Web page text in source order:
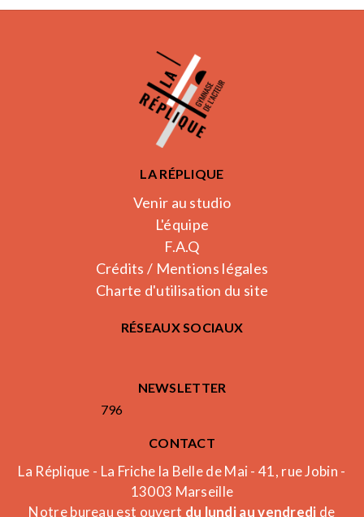
LA RÉPLIQUE
Venir au studio
L'équipe
F.A.Q
Crédits / Mentions légales
Charte d'utilisation du site
RÉSEAUX SOCIAUX
NEWSLETTER
796
CONTACT
La Réplique - La Friche la Belle de Mai - 41, rue Jobin -
13003 Marseille
Notre bureau est ouvert du lundi au vendredi de